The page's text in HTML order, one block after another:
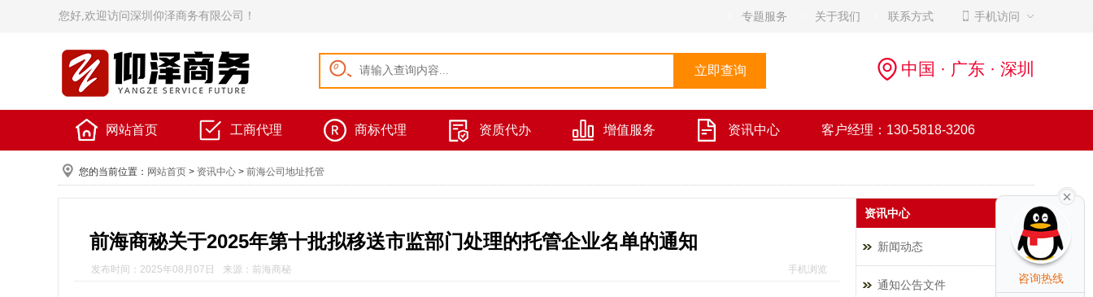
专题服务 关于我们 联系方式 手机访问
您好,欢迎访问深圳仰泽商务有限公司！
中国 · 广东 · 深圳
网站首页 工商代理 商标代理 资质代办 增值服务 资讯中心 客户经理：130-5818-3206
您的当前位置： 网站首页 > 资讯中心 > 前海公司地址托管
资讯中心
新闻动态
通知公告文件
前海商秘关于2025年第十批拟移送市监部门处理的托管企业名单的通知
发布时间：2025年08月07日 来源：前海商秘 手机浏览
咨询热线